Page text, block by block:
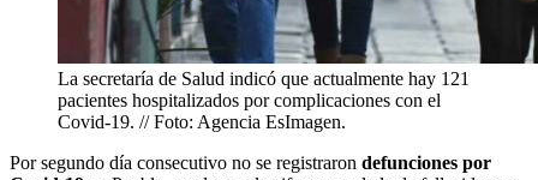
La secretaría de Salud indicó que actualmente hay 121
pacientes hospitalizados por complicaciones con el
Covid-19. // Foto: Agencia EsImagen.
Por segundo día consecutivo no se registraron defunciones por